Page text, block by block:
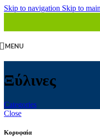
Skip to navigation Skip to
MENU
Ξύλινες
Categories
Close
Κορυφαία